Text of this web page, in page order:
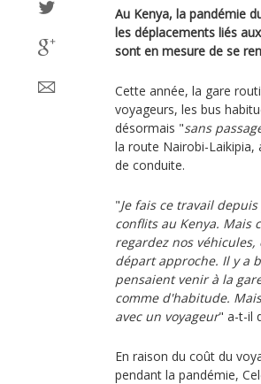
Au Kenya, la pandémie
les déplacements liés
sont en mesure de se
Cette année, la gare
voyageurs, les bus
désormais "sans
la route Nairobi-Laikipia,
de conduite.
"Je fais ce travail
conflits au Kenya. Mais
regardez nos
départ approche. Il y a
pensaient venir à la
comme d'habitude.
avec un voyageur" a-t-il
En raison du coût du
pendant la pandémie,